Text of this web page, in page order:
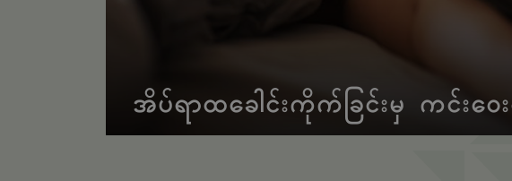
အိပ်ရာထခေါင်းကိုက်ခြင်းမှ ကင်းဝေ